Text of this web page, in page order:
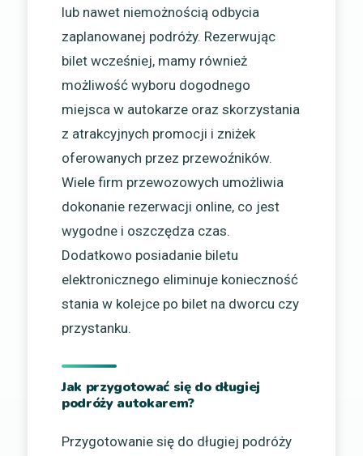
lub nawet niemożnością odbycia
zaplanowanej podróży. Rezerwując
bilet wcześniej, mamy również
możliwość wyboru dogodnego
miejsca w autokarze oraz skorzystania
z atrakcyjnych promocji i zniżek
oferowanych przez przewoźników.
Wiele firm przewozowych umożliwia
dokonanie rezerwacji online, co jest
wygodne i oszczędza czas.
Dodatkowo posiadanie biletu
elektronicznego eliminuje konieczność
stania w kolejce po bilet na dworcu czy
przystanku.
Jak przygotować się do długiej
podróży autokarem?
Przygotowanie się do długiej podróży